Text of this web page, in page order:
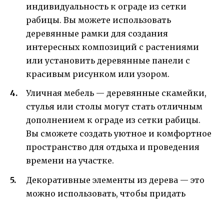
индивидуальность к ограде из сетки
рабицы. Вы можете использовать
деревянные рамки для создания
интересных композиций с растениями
или установить деревянные панели с
красивым рисунком или узором.
Уличная мебель — деревянные скамейки,
стулья или столы могут стать отличным
дополнением к ограде из сетки рабицы.
Вы сможете создать уютное и комфортное
пространство для отдыха и проведения
времени на участке.
Декоративные элементы из дерева — это
можно использовать, чтобы придать